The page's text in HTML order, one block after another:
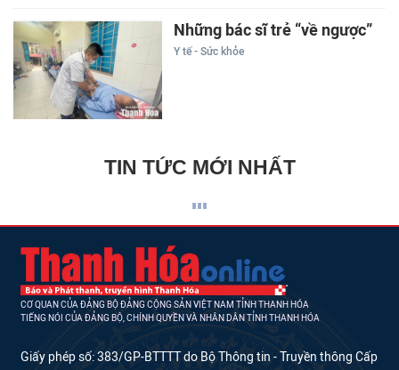
Những bác sĩ trẻ “về ngược”
Y tế - Sức khỏe
TIN TỨC MỚI NHẤT
CƠ QUAN CỦA ĐẢNG BỘ ĐẢNG CỘNG SẢN VIỆT NAM TỈNH THANH HÓA
TIẾNG NÓI CỦA ĐẢNG BỘ, CHÍNH QUYỀN VÀ NHÂN DÂN TỈNH THANH HÓA
Giấy phép số: 383/GP-BTTTT do Bộ Thông tin - Truyền thông Cấp